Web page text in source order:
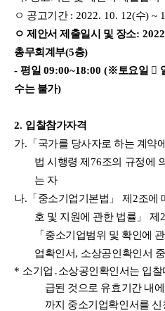
ㅇ 공고기간 : 2022. 10. 12(수) ~
ㅇ 제안서 제출일시 및 장소:
총무회계부(5층)
- 평일 09:00~18:00 (※토요일 
수는 불가)
2. 입찰참가자격
가. 「 국가를 당사자로 하는 계약
법 시행령 제 76조의 규정에
는 자
나. 「 중소기업기본법 」제 2조에
호 및 지원에 관한 법률 」제 2
「 중소기업범위 및 확인에
업확인서, 소상공인확인서
* 소기업 ․소상공인확인서는 입
급된 것으로 유효기간 내
까지 중소기업확인서를